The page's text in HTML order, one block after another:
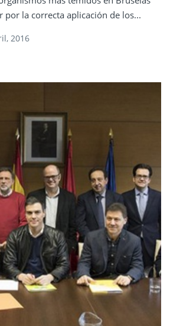
por la correcta aplicación de los...
2016